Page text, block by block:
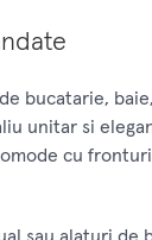
bucatarie,
unitar si
cu